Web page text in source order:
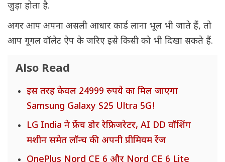
जुड़ा होता है.
अगर आप अपना असली आधार कार्ड लाना भूल भी जाते हैं, तो
आप गूगल वॉलेट ऐप के जरिए इसे किसी को भी दिखा सकते हैं.
Also Read
इस तरह केवल 24999 रुपये का मिल जाएगा
Samsung Galaxy S25 Ultra 5G!
LG India ने फ्रेंच डोर रेफ्रिजरेटर, AI DD वॉशिंग
मशीन समेत लॉन्च की अपनी प्रीमियम रेंज